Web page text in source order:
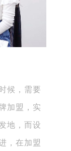
候，需要
加盟，实
地，而设
，在加盟